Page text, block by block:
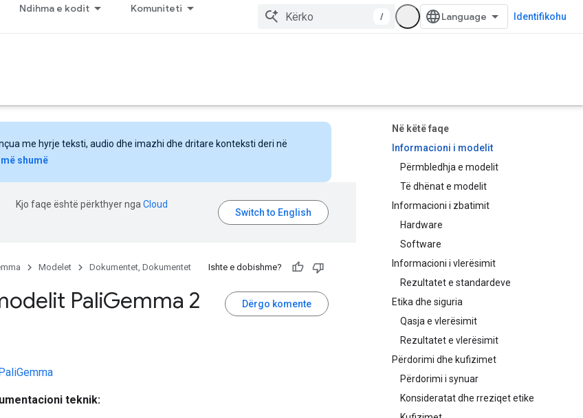
Ndihma e kodit Komuniteti
/ Identifikohu
Në këtë faqe
Informacioni i modelit
Përmbledhja e modelit
Të dhënat e modelit
Informacioni i zbatimit
Hardware
Software
Informacioni i vlerësimit
Rezultatet e standardeve
Etika dhe siguria
Qasja e vlerësimit
Rezultatet e vlerësimit
Përdorimi dhe kufizimet
Përdorimi i synuar
Konsideratat dhe rreziqet etike
me hyrje teksti, audio dhe imazhi dhe dritare konteksti deri në
shumë
Kjo faqe është përkthyer nga Cloud
Modelet Dokumentet, Dokumentet Ishte e dobishme?
Dërgo komente
PaliGemma 2
teknik: